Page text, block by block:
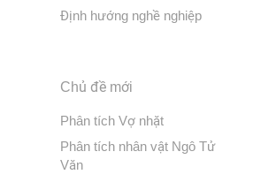
Định hướng nghề nghiệp
Chủ đề mới
Phân tích Vợ nhặt
Phân tích nhân vật Ngô Tử
Văn